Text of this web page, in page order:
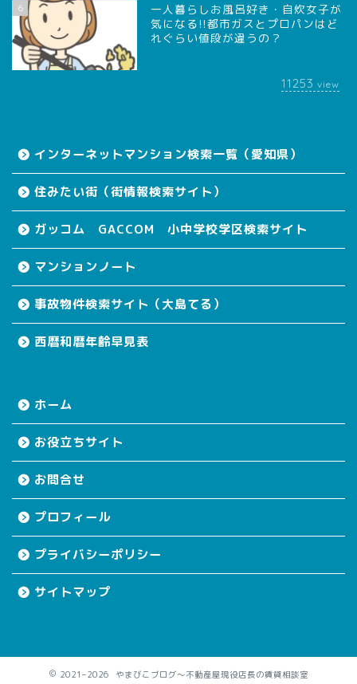
6
一人暮らしお風呂好き・自炊女子が
気になる!!都市ガスとプロパンはど
れぐらい値段が違うの？
11253 view
インターネットマンション検索一覧（愛知県）
住みたい街（街情報検索サイト）
ガッコム GACCOM 小中学校学区検索サイト
マンションノート
事故物件検索サイト（大島てる）
西暦和暦年齢早見表
ホーム
お役立ちサイト
お問合せ
プロフィール
プライバシーポリシー
サイトマップ
2021–2026 やまびこブログ～不動産屋現役店長の賃貸相談室